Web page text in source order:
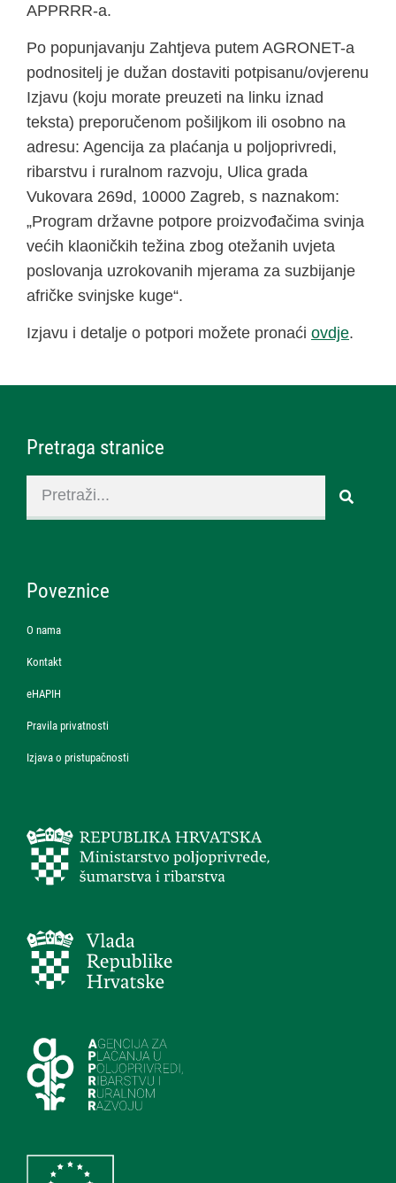
APPRRR-a.
Po popunjavanju Zahtjeva putem AGRONET-a
podnositelj je dužan dostaviti potpisanu/ovjerenu
Izjavu (koju morate preuzeti na linku iznad
teksta) preporučenom pošiljkom ili osobno na
adresu: Agencija za plaćanja u poljoprivredi,
ribarstvu i ruralnom razvoju, Ulica grada
Vukovara 269d, 10000 Zagreb, s naznakom:
„Program državne potpore proizvođačima svinja
većih klaoničkih težina zbog otežanih uvjeta
poslovanja uzrokovanih mjerama za suzbijanje
afričke svinjske kuge“.
Izjavu i detalje o potpori možete pronaći ovdje.
Pretraga stranice
Poveznice
O nama
Kontakt
eHAPIH
Pravila privatnosti
Izjava o pristupačnosti